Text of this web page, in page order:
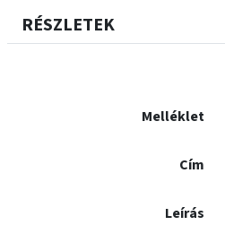
RÉSZLETEK
Melléklet
Cím
Leírás